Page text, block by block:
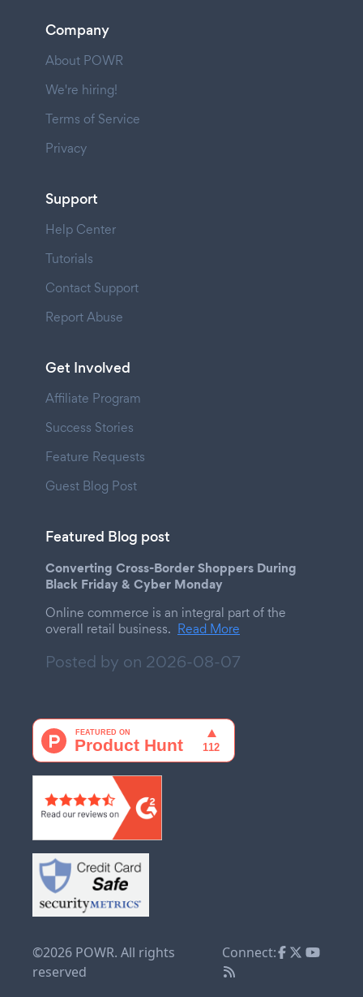
Company
About POWR
We're hiring!
Terms of Service
Privacy
Support
Help Center
Tutorials
Contact Support
Report Abuse
Get Involved
Affiliate Program
Success Stories
Feature Requests
Guest Blog Post
Featured Blog post
Converting Cross-Border Shoppers During
Black Friday & Cyber Monday
Online commerce is an integral part of the
overall retail business. Read More
Posted by on 2026-08-07
©2026 POWR. All rights
reserved
Connect: